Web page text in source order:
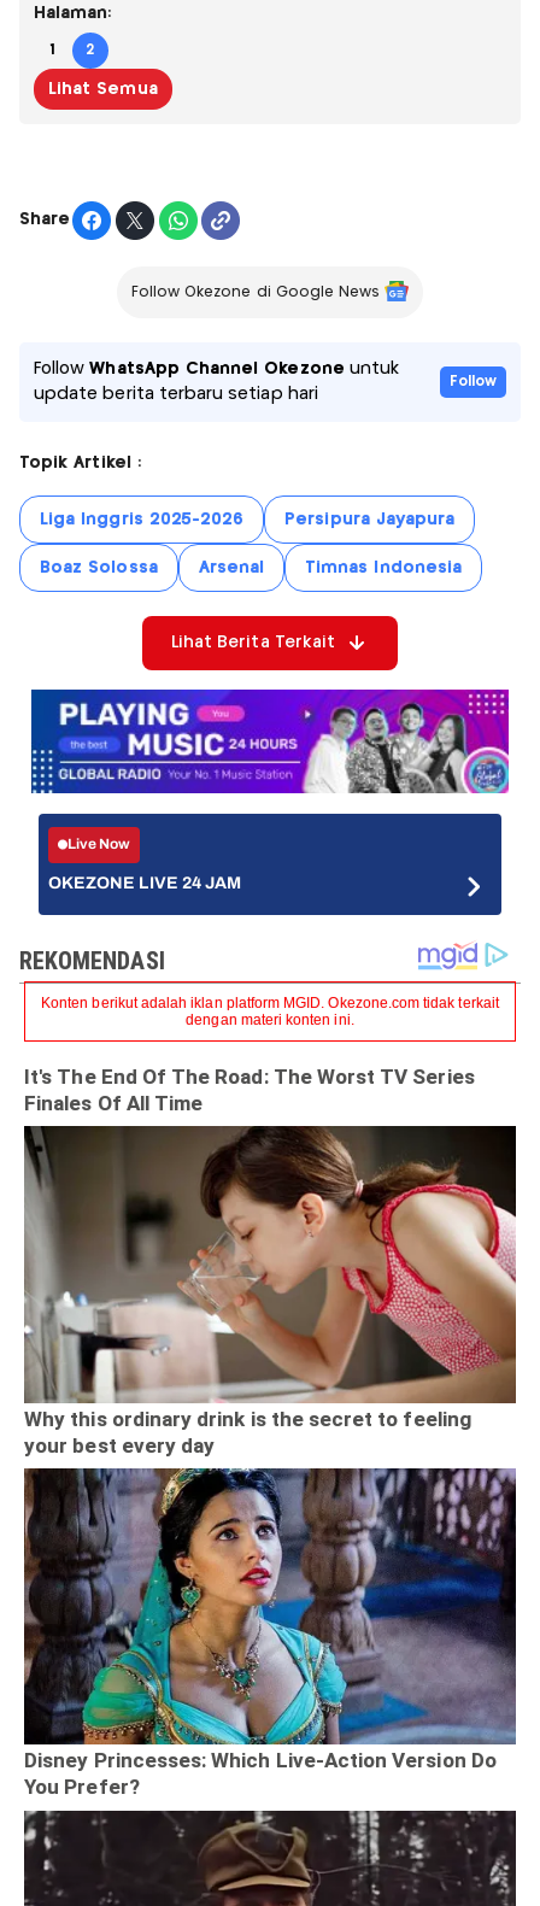
Halaman:
1 2
Lihat Semua
Share
Follow Okezone di Google News
FollowWhatsApp Channel Okezone untuk
update berita terbaru setiap hari
Follow
Topik Artikel :
Liga Inggris 2025-2026 Persipura Jayapura
Boaz Solossa Arsenal Timnas Indonesia
Lihat Berita Terkait
Live Now
OKEZONE LIVE 24 JAM